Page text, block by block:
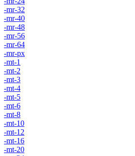
-mr-32
-mr-40
-mr-48
-mr-56
-mr-64
-mr-px
-mt-1
-mt-2
-mt-3
-mt-4
-mt-5
-mt-6
-mt-8
-mt-10
-mt-12
-mt-16
-mt-20